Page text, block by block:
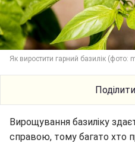
Як виростити гарний базилік (фото:
Вирощування базиліку
справою, тому багато хто